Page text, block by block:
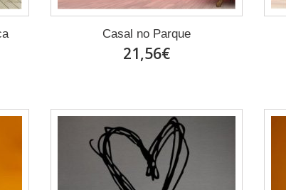
Casal no Parque
21,56€